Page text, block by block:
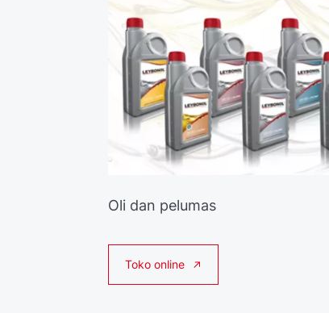
Oli dan pelumas
Toko online